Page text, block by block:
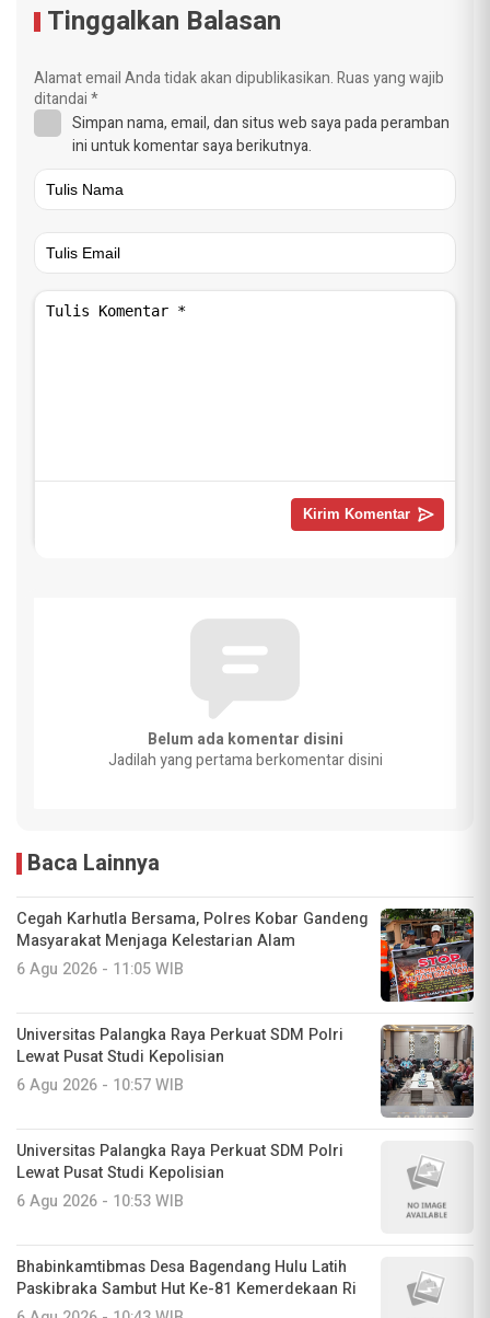
Tinggalkan Balasan
Alamat email Anda tidak akan dipublikasikan.Ruas yang wajib
ditandai*
Simpan nama, email, dan situs web saya pada peramban
ini untuk komentar saya berikutnya.
Belum ada komentar disini
Jadilah yang pertama berkomentar disini
Baca Lainnya
Cegah Karhutla Bersama, Polres Kobar Gandeng
Masyarakat Menjaga Kelestarian Alam
6 Agu 2026 - 11:05 WIB
Universitas Palangka Raya Perkuat SDM Polri
Lewat Pusat Studi Kepolisian
6 Agu 2026 - 10:57 WIB
Universitas Palangka Raya Perkuat SDM Polri
Lewat Pusat Studi Kepolisian
6 Agu 2026 - 10:53 WIB
Bhabinkamtibmas Desa Bagendang Hulu Latih
Paskibraka Sambut Hut Ke-81 Kemerdekaan Ri